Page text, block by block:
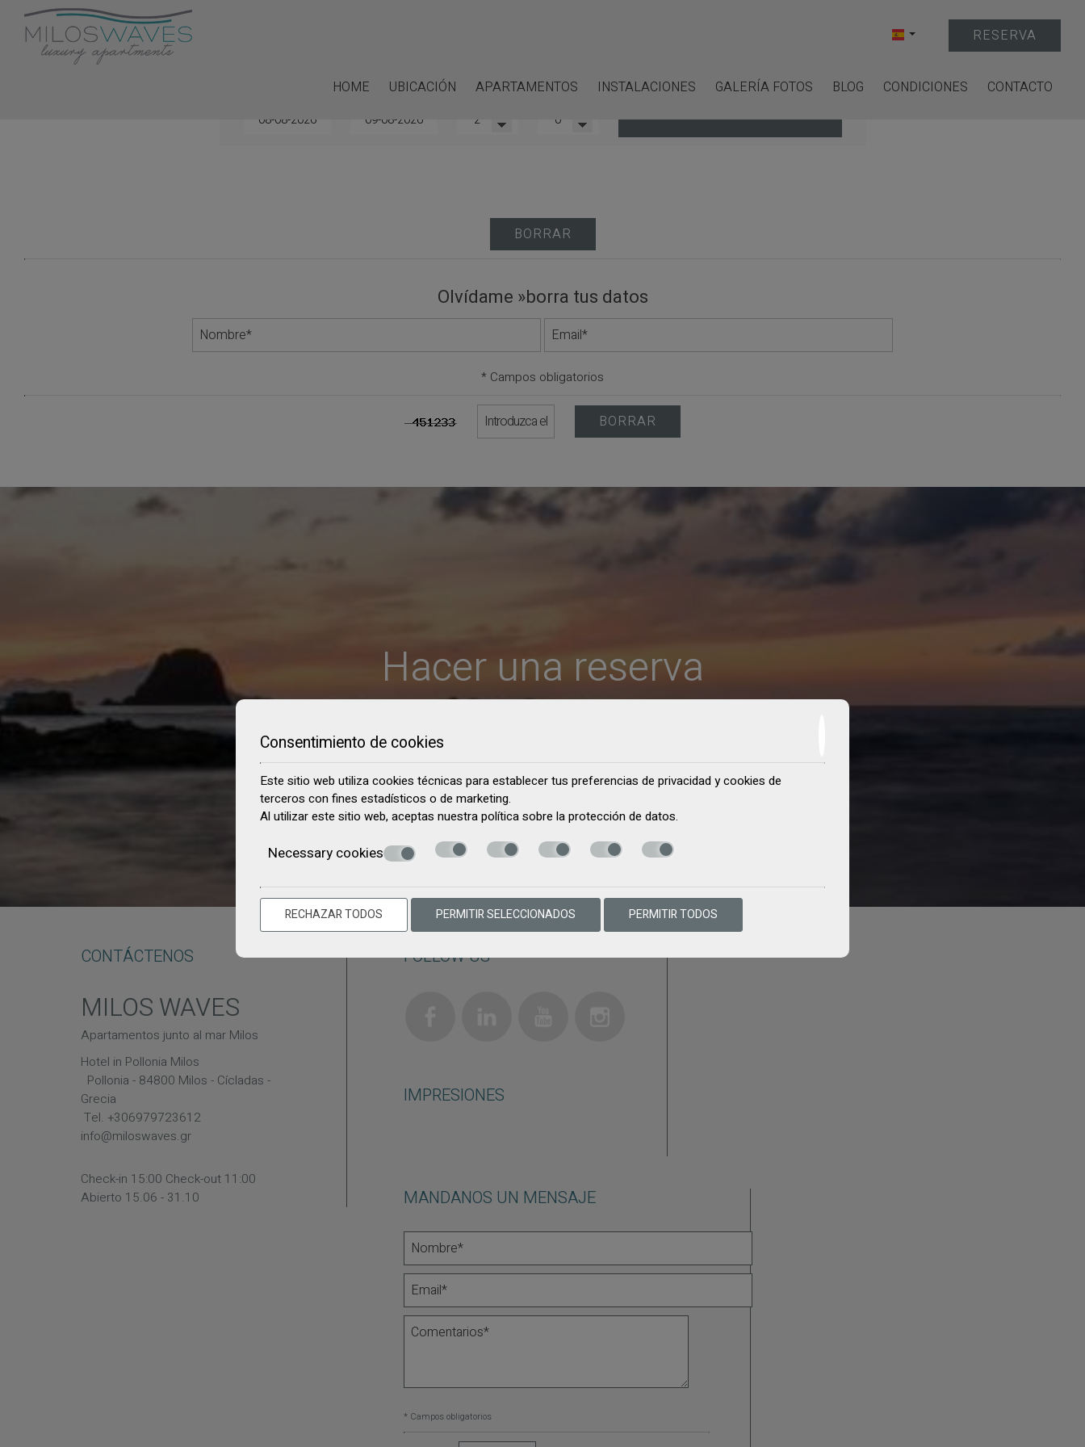
RESERVA
HOME UBICACIÓN APARTAMENTOS INSTALACIONES GALERÍA FOTOS BLOG CONDICIONES CONTACTO
Revisa Adultos
Niños
BORRAR
Olvídame »borra tus datos
* Campos obligatorios
BORRAR
Hacer una reserva
CONTÁCTENOS
MILOS WAVES
Apartamentos junto al mar Milos
Hotel in Pollonia Milos
Pollonia - 84800 Milos - Cícladas -
Grecia
Tel. +306979723612
info@miloswaves.gr
Check-in 15:00 Check-out 11:00
Abierto 15.06 - 31.10
FOLLOW US
IMPRESIONES
MANDANOS UN MENSAJE
* Campos obligatorios
Consentimiento de cookies
Este sitio web utiliza cookies técnicas para establecer tus preferencias de privacidad y cookies de
terceros con fines estadísticos o de marketing.
Al utilizar este sitio web, aceptas nuestra política sobre laprotección de datos.
Necessary cookies
RECHAZAR TODOS PERMITIR SELECCIONADOS PERMITIR TODOS